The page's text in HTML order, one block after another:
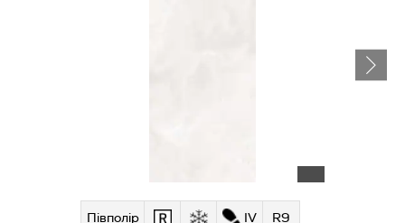
Півполір IV R9